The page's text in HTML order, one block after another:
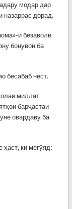
модар дар
назаррас дорад.
и безаволи
бонувон ба
бесабаб нест.
миллат
барҷастаи
овардаву ба
ҳаст, ки мегӯяд: